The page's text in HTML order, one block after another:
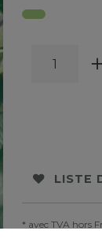
LISTE
* avec TVA hors